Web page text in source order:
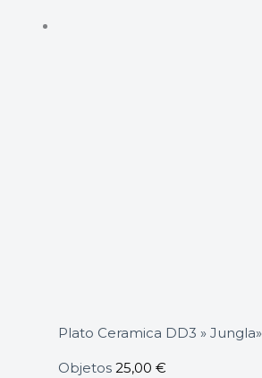
Plato Ceramica DD3 » Jungla»
Objetos 25,00 €